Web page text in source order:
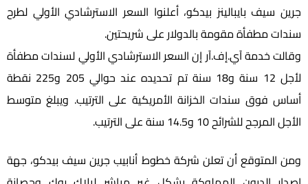
جرين سيف بايبالينز بيدكو، أعلنوا السعر الاسترشادي الأولي لطرح
سندات مطفأة مقومة بالدولار على شريحتين.
وقالت خدمة آي.إف.آر إن السعر الاسترشادي الأولي لسندات مطفأة
لأجل 12 سنة و18 سنة تم تحديده عند حوالي 205 و225 نقطة
أساس فوق سندات الخزانة الأمريكية على الترتيب. ويبلغ متوسط
الأجل المرجح للشرائح 10 و14.5 سنة على الترتيب.
ومن المتوقع أن تعلن شركة خطوط أنابيب جرين سيف بيدكو، جهة